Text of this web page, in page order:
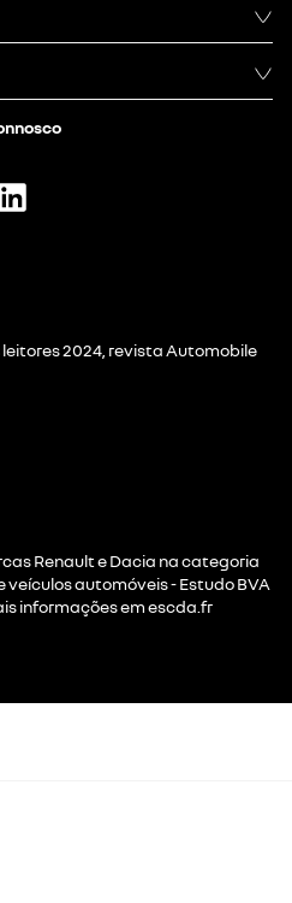
leitores 2024, revista Automobile
Renault e Dacia na categoria
veículos automóveis - Estudo BVA
informações em escda.fr